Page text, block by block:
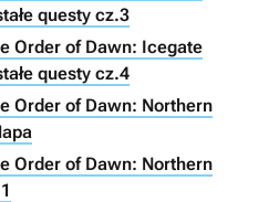
questy cz.3
Order of Dawn: Icegate
questy cz.4
Order of Dawn: Northern
Order of Dawn: Northern